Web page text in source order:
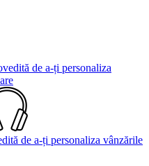
de a-ți personaliza vânzările